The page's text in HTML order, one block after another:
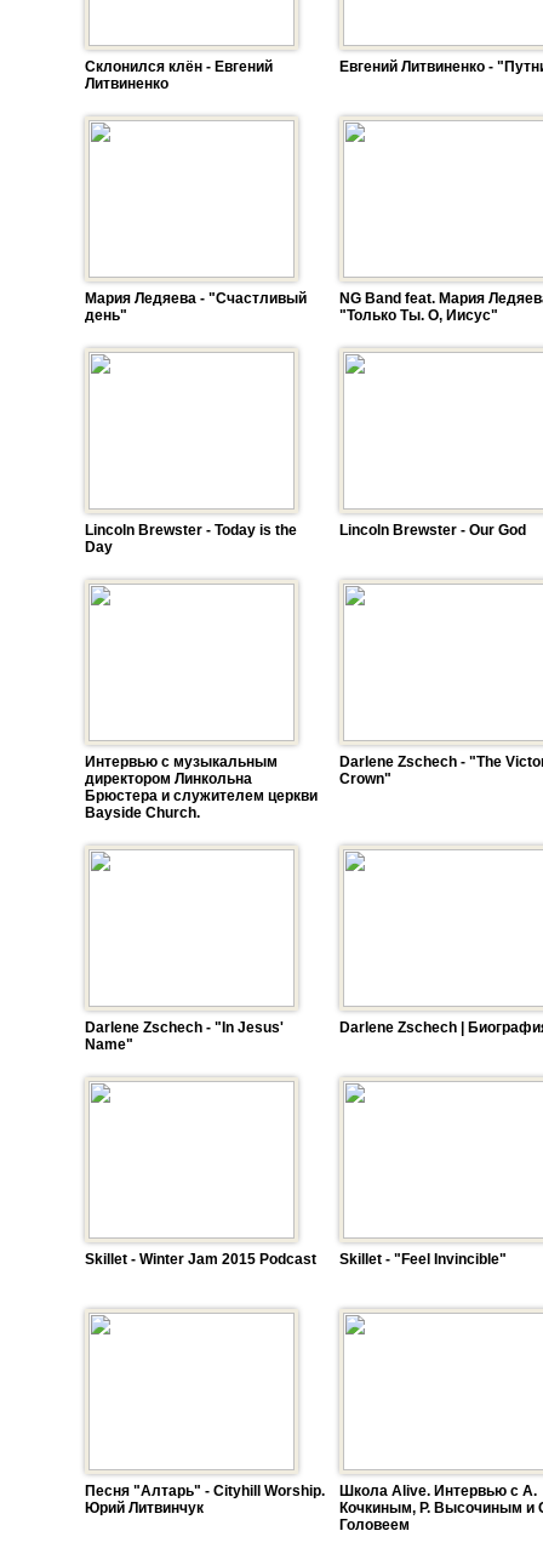
Склонился клён - Евгений
Литвиненко
Евгений Литвиненко -
Мария Ледяева - "Счастливый
день"
NG Band feat. Мария
"Только Ты. О, Иисус"
Lincoln Brewster - Today is the
Day
Lincoln Brewster - Our God
Интервью с музыкальным
директором Линкольна
Брюстера и служителем церкви
Bayside Church.
Darlene Zschech - "The
Crown"
Darlene Zschech - "In Jesus'
Name"
Darlene Zschech |
Skillet - Winter Jam 2015 Podcast Skillet - "Feel Invincible"
Песня "Алтарь" - Cityhill Worship.
Юрий Литвинчук
Школа Alive. Интервью с А.
Кочкиным, Р. Высочиным и
Головеем